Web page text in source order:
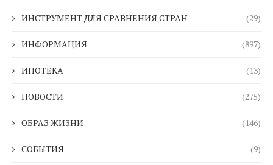
ИНСТРУМЕНТ ДЛЯ СРАВНЕНИЯ СТРАН (29)
ИНФОРМАЦИЯ (897)
ИПОТЕКА (13)
НОВОСТИ (275)
ОБРАЗ ЖИЗНИ (146)
СОБЫТИЯ (9)